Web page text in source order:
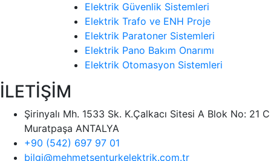
Elektrik Güvenlik Sistemleri
Elektrik Trafo ve ENH Proje
Elektrik Paratoner Sistemleri
Elektrik Pano Bakım Onarımı
Elektrik Otomasyon Sistemleri
İLETİŞİM
Şirinyalı Mh. 1533 Sk. K.Çalkacı Sitesi A Blok No: 21 C
Muratpaşa ANTALYA
+90 (542) 697 97 01
bilgi@mehmetsenturkelektrik.com.tr